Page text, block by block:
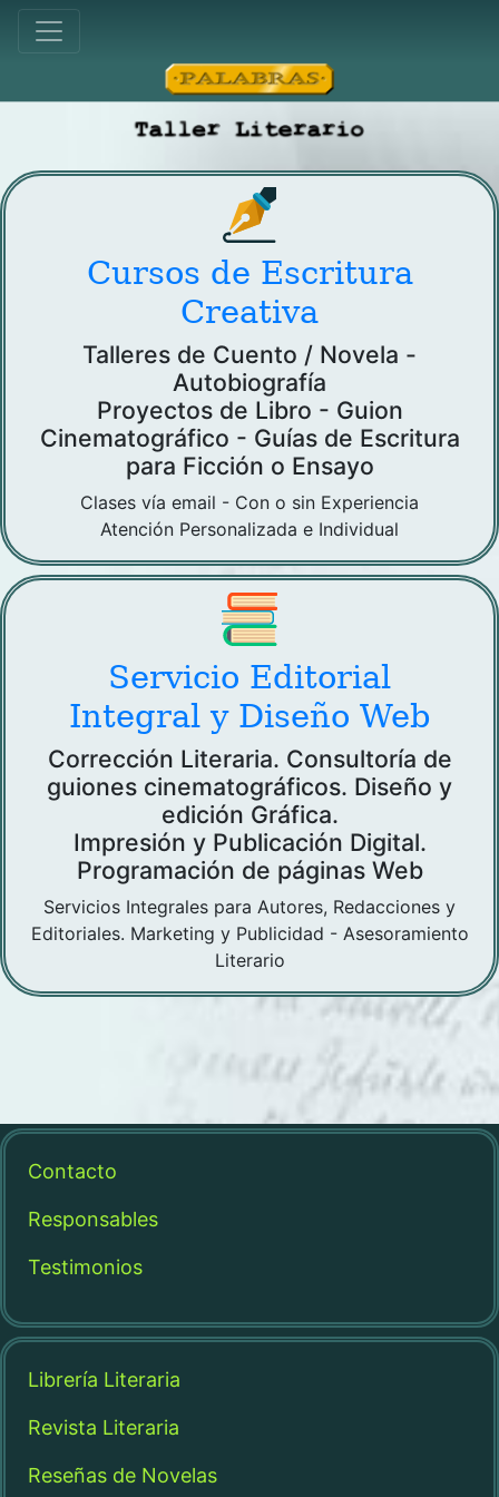
Cursos de Escritura
Creativa
Talleres de Cuento / Novela -
Autobiografía
Proyectos de Libro - Guion
Cinematográfico - Guías de Escritura
para Ficción o Ensayo
Clases vía email - Con o sin Experiencia
Atención Personalizada e Individual
Servicio Editorial
Integral y Diseño Web
Corrección Literaria. Consultoría de
guiones cinematográficos. Diseño y
edición Gráfica.
Impresión y Publicación Digital.
Programación de páginas Web
Servicios Integrales para Autores, Redacciones y
Editoriales. Marketing y Publicidad - Asesoramiento
Literario
Contacto
Responsables
Testimonios
Librería Literaria
Revista Literaria
Reseñas de Novelas